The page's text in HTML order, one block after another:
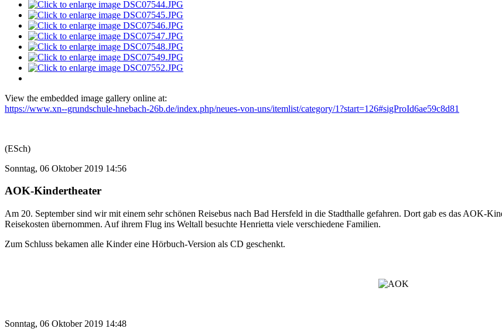
View the embedded image gallery online at:
https://www.xn--grundschule-hnebach-26b.de/index.php/neues-von-uns/itemlist/category/1?start=126#sigProId6ae59c8d81
(ESch)
Sonntag, 06 Oktober 2019 14:56
AOK-Kindertheater
Am 20. September sind wir mit einem sehr schönen Reisebus nach Bad Hersfeld in die Stadthalle gefahren. Dort gab es das AOK-
Reisekosten übernommen. Auf ihrem Flug ins Weltall besuchte Henrietta viele verschiedene Familien.
Zum Schluss bekamen alle Kinder eine Hörbuch-Version als CD geschenkt.
Sonntag, 06 Oktober 2019 14:48